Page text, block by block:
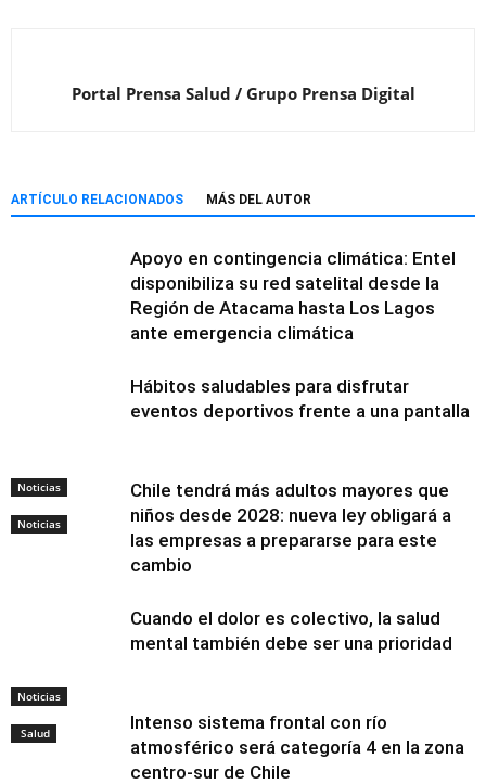
Portal Prensa Salud / Grupo Prensa Digital
ARTÍCULO RELACIONADOS MÁS DEL AUTOR
Noticias
Apoyo en contingencia climática: Entel
disponibiliza su red satelital desde la
Región de Atacama hasta Los Lagos
ante emergencia climática
Noticias
Hábitos saludables para disfrutar
eventos deportivos frente a una pantalla
Noticias
Chile tendrá más adultos mayores que
niños desde 2028: nueva ley obligará a
las empresas a prepararse para este
cambio
Salud
Cuando el dolor es colectivo, la salud
mental también debe ser una prioridad
Intenso sistema frontal con río
atmosférico será categoría 4 en la zona
centro-sur de Chile